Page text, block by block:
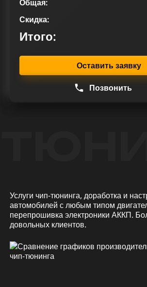
Общая:
Скидка:
Итого:
Оставить заявку
Позвонить
Услуги чип-тюнинга, доработка и
автомобилей с любым типом
перепрошивка электроники АККП.
довольных клиентов.